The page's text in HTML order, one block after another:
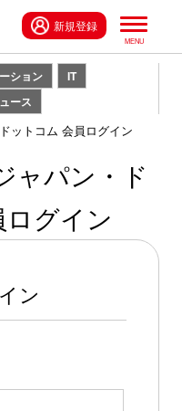
新規登録
ション
IT
ース
ットコム 会員ログイン
ャパン・ド
グイン
ン